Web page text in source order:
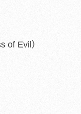
of Evil）